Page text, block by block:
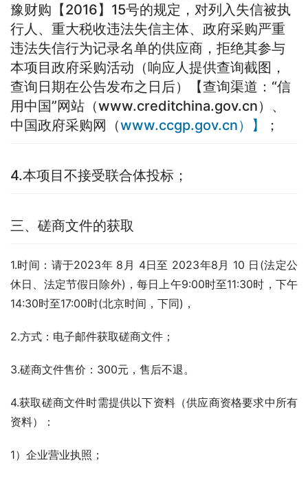
豫财购【2016】15号的规定，对列入失信被执
行人、重大税收违法失信主体、政府采购严重
违法失信行为记录名单的供应商，拒绝其参与
本项目政府采购活动（响应人提供查询截图，
查询日期在公告发布之日后）【查询渠道：“信
用中国”网站（www.creditchina.gov.cn）、
中国政府采购网（www.ccgp.gov.cn）】 ；
4.本项目不接受联合体投标；
三、磋商文件的获取
1.时间：请于2023年 8月 4日至 2023年8月 10 日(法定公
休日、法定节假日除外)，每日上午9:00时至11:30时，下午
14:30时至17:00时(北京时间，下同)，
2.方式：电子邮件获取磋商文件；
3.磋商文件售价：300元，售后不退。
4.获取磋商文件时需提供以下资料（供应商资格要求中所有
资料）：
1）企业营业执照；